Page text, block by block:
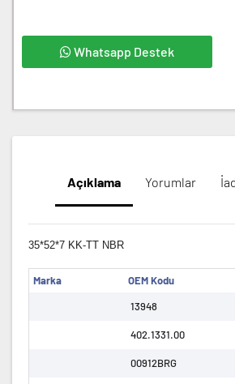
Whatsapp Destek
Açıklama Yorumlar
35*52*7 KK-TT NBR
Marka
OEM Kodu
13948
402.1331.00
00912BRG